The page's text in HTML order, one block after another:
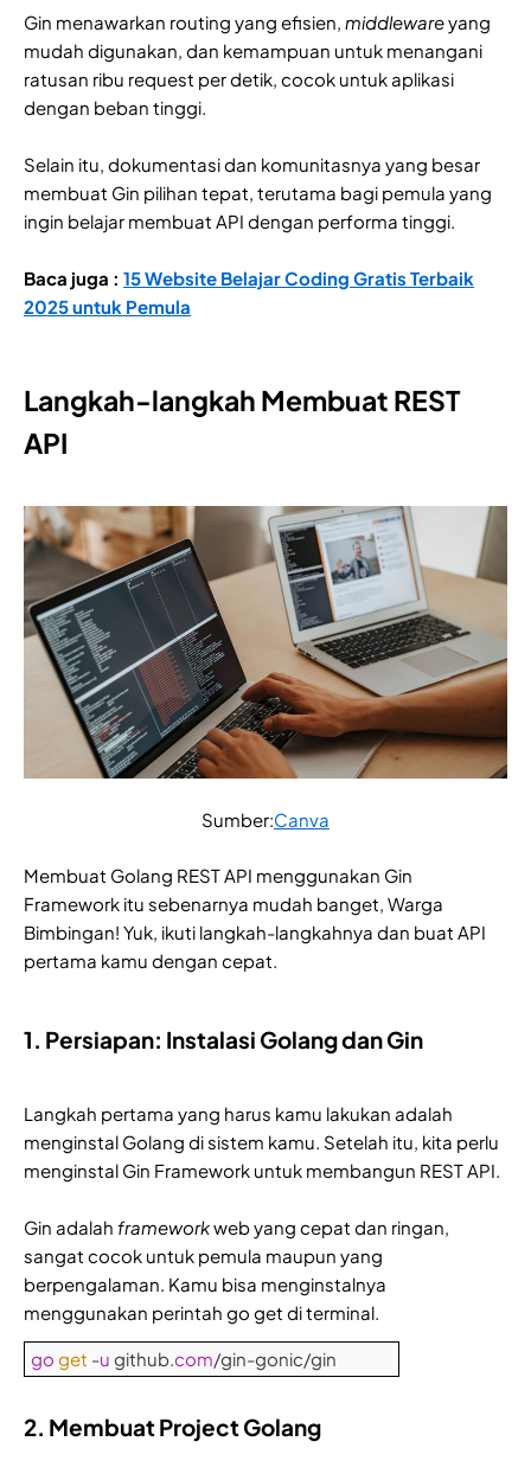
Gin menawarkan routing yang efisien, middlewareyang
mudah digunakan, dan kemampuan untuk menangani
ratusan ribu request per detik, cocok untuk aplikasi
dengan beban tinggi.
Selain itu, dokumentasi dan komunitasnya yang besar
membuat Gin pilihan tepat, terutama bagi pemula yang
ingin belajar membuat API dengan performa tinggi.
Baca juga : 15 Website Belajar Coding Gratis Terbaik
2025 untuk Pemula
Langkah-langkah Membuat REST
API
Sumber:Canva
Membuat Golang REST API menggunakan Gin
Framework itu sebenarnya mudah banget, Warga
Bimbingan! Yuk, ikuti langkah-langkahnya dan buat API
pertama kamu dengan cepat.
1. Persiapan: Instalasi Golang dan Gin
Langkah pertama yang harus kamu lakukan adalah
menginstal Golang di sistem kamu. Setelah itu, kita perlu
menginstal Gin Framework untuk membangun REST API.
Gin adalah frameworkweb yang cepat dan ringan,
sangat cocok untuk pemula maupun yang
berpengalaman. Kamu bisa menginstalnya
menggunakan perintah go get di terminal.
go get -u github.com/gin-gonic/gin
2. Membuat Project Golang